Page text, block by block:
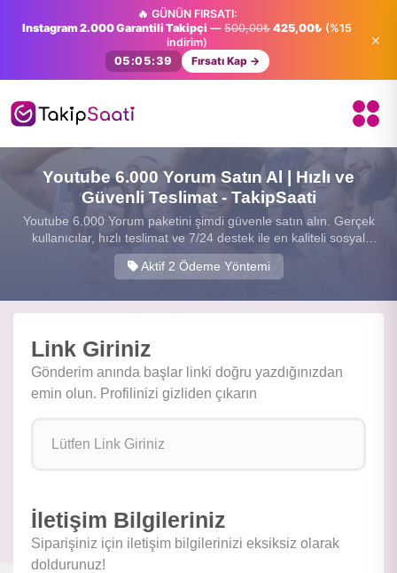
🔥 GÜNÜN FIRSATI:
Instagram 2.000 Garantili Takipçi — 500,00₺ 425,00₺ (%15
indirim)
05:05:38
Fırsatı Kap →
×
Youtube 6.000 Yorum Satın Al | Hızlı ve
Güvenli Teslimat - TakipSaati
Youtube 6.000 Yorum paketini şimdi güvenle satın alın. Gerçek
kullanıcılar, hızlı teslimat ve 7/24 destek ile en kaliteli sosyal
medya hizmetini sunuyoruz.
Aktif 2 Ödeme Yöntemi
Link Giriniz
Gönderim anında başlar linki doğru yazdığınızdan
emin olun. Profilinizi gizliden çıkarın
İletişim Bilgileriniz
Siparişiniz için iletişim bilgilerinizi eksiksiz olarak
doldurunuz!